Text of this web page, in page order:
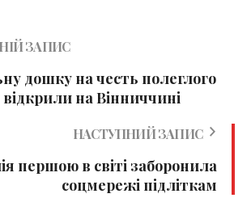
ЗАПИС
дошку на честь полеглого
на Вінниччині
НАСТУПНИЙ ЗАПИС
першою в світі заборонила
соцмережі підліткам